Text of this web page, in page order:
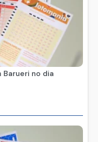
Barueri no dia